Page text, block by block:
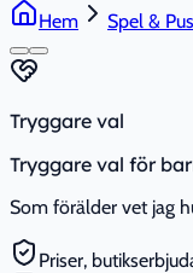
Hem
Spel &
Tryggare val
Tryggare val för
Som förälder vet jag
Priser,